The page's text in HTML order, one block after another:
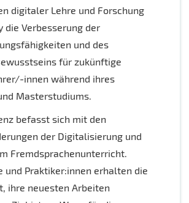
digitaler Lehre und Forschung
die Verbesserung der
und des
für zukünftige
innen während ihres
Masterstudiums.
befasst sich mit den
der Digitalisierung und
Fremdsprachenunterricht.
und Praktiker:innen erhalten die
ihre neuesten Arbeiten